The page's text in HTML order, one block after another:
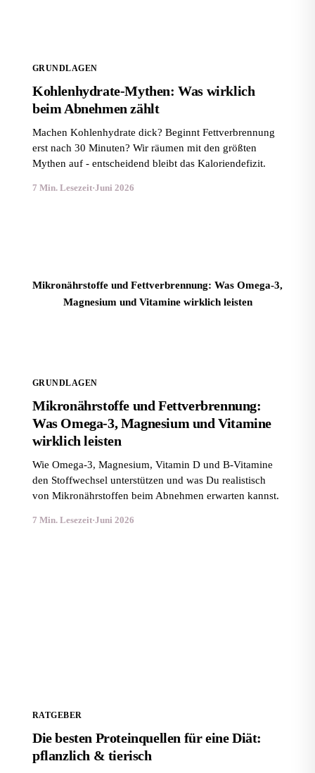
GRUNDLAGEN
Kohlenhydrate-Mythen: Was wirklich
beim Abnehmen zählt
Machen Kohlenhydrate dick? Beginnt Fettverbrennung
erst nach 30 Minuten? Wir räumen mit den größten
Mythen auf - entscheidend bleibt das Kaloriendefizit.
7 Min. Lesezeit·Juni 2026
Mikronährstoffe und Fettverbrennung: Was Omega-3,
Magnesium und Vitamine wirklich leisten
GRUNDLAGEN
Mikronährstoffe und Fettverbrennung:
Was Omega-3, Magnesium und Vitamine
wirklich leisten
Wie Omega-3, Magnesium, Vitamin D und B-Vitamine
den Stoffwechsel unterstützen und was Du realistisch
von Mikronährstoffen beim Abnehmen erwarten kannst.
7 Min. Lesezeit·Juni 2026
RATGEBER
Die besten Proteinquellen für eine Diät:
pflanzlich & tierisch